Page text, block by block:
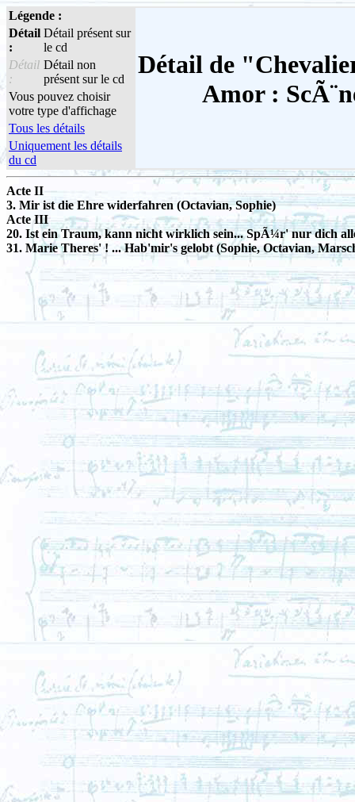
Légende :
Détail de
Amor :
Détail
:
Détail présent sur
le cd
Détail
:
Détail non
présent sur le cd
Vous pouvez choisir
votre type d'affichage
Tous les détails
Uniquement les détails
du cd
Acte II
3. Mir ist die Ehre widerfahren (Octavian, Sophie)
Acte III
20. Ist ein Traum, kann nicht wirklich sein... SpÃ¼r' nur dich
31. Marie Theres' ! ... Hab'mir's gelobt (Sophie, Octavian,